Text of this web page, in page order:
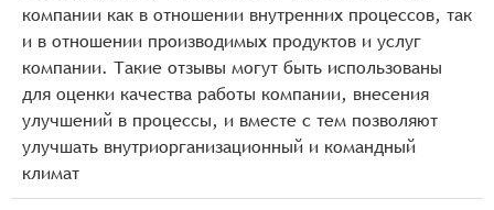
компании как в отношении внутренних процессов, так
и в отношении производимых продуктов и услуг
компании. Такие отзывы могут быть использованы
для оценки качества работы компании, внесения
улучшений в процессы, и вместе с тем позволяют
улучшать внутриорганизационный и командный
климат